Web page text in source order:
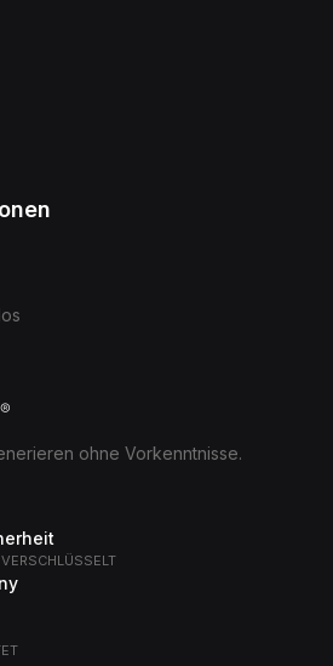
®
ohne Vorkenntnisse.